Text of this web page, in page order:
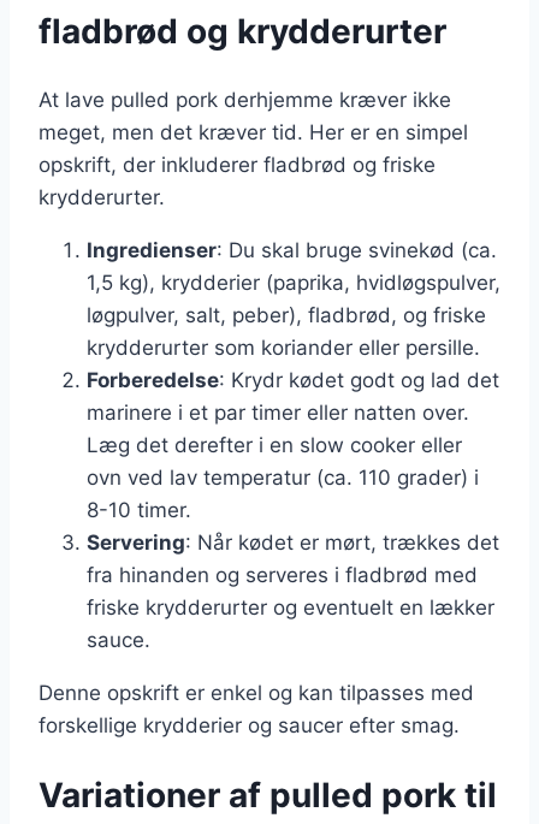
fladbrød og krydderurter
At lave pulled pork derhjemme kræver ikke
meget, men det kræver tid. Her er en simpel
opskrift, der inkluderer fladbrød og friske
krydderurter.
Ingredienser: Du skal bruge svinekød (ca.
1,5 kg), krydderier (paprika, hvidløgspulver,
løgpulver, salt, peber), fladbrød, og friske
krydderurter som koriander eller persille.
Forberedelse: Krydr kødet godt og lad det
marinere i et par timer eller natten over.
Læg det derefter i en slow cooker eller
ovn ved lav temperatur (ca. 110 grader) i
8-10 timer.
Servering: Når kødet er mørt, trækkes det
fra hinanden og serveres i fladbrød med
friske krydderurter og eventuelt en lækker
sauce.
Denne opskrift er enkel og kan tilpasses med
forskellige krydderier og saucer efter smag.
Variationer af pulled pork til